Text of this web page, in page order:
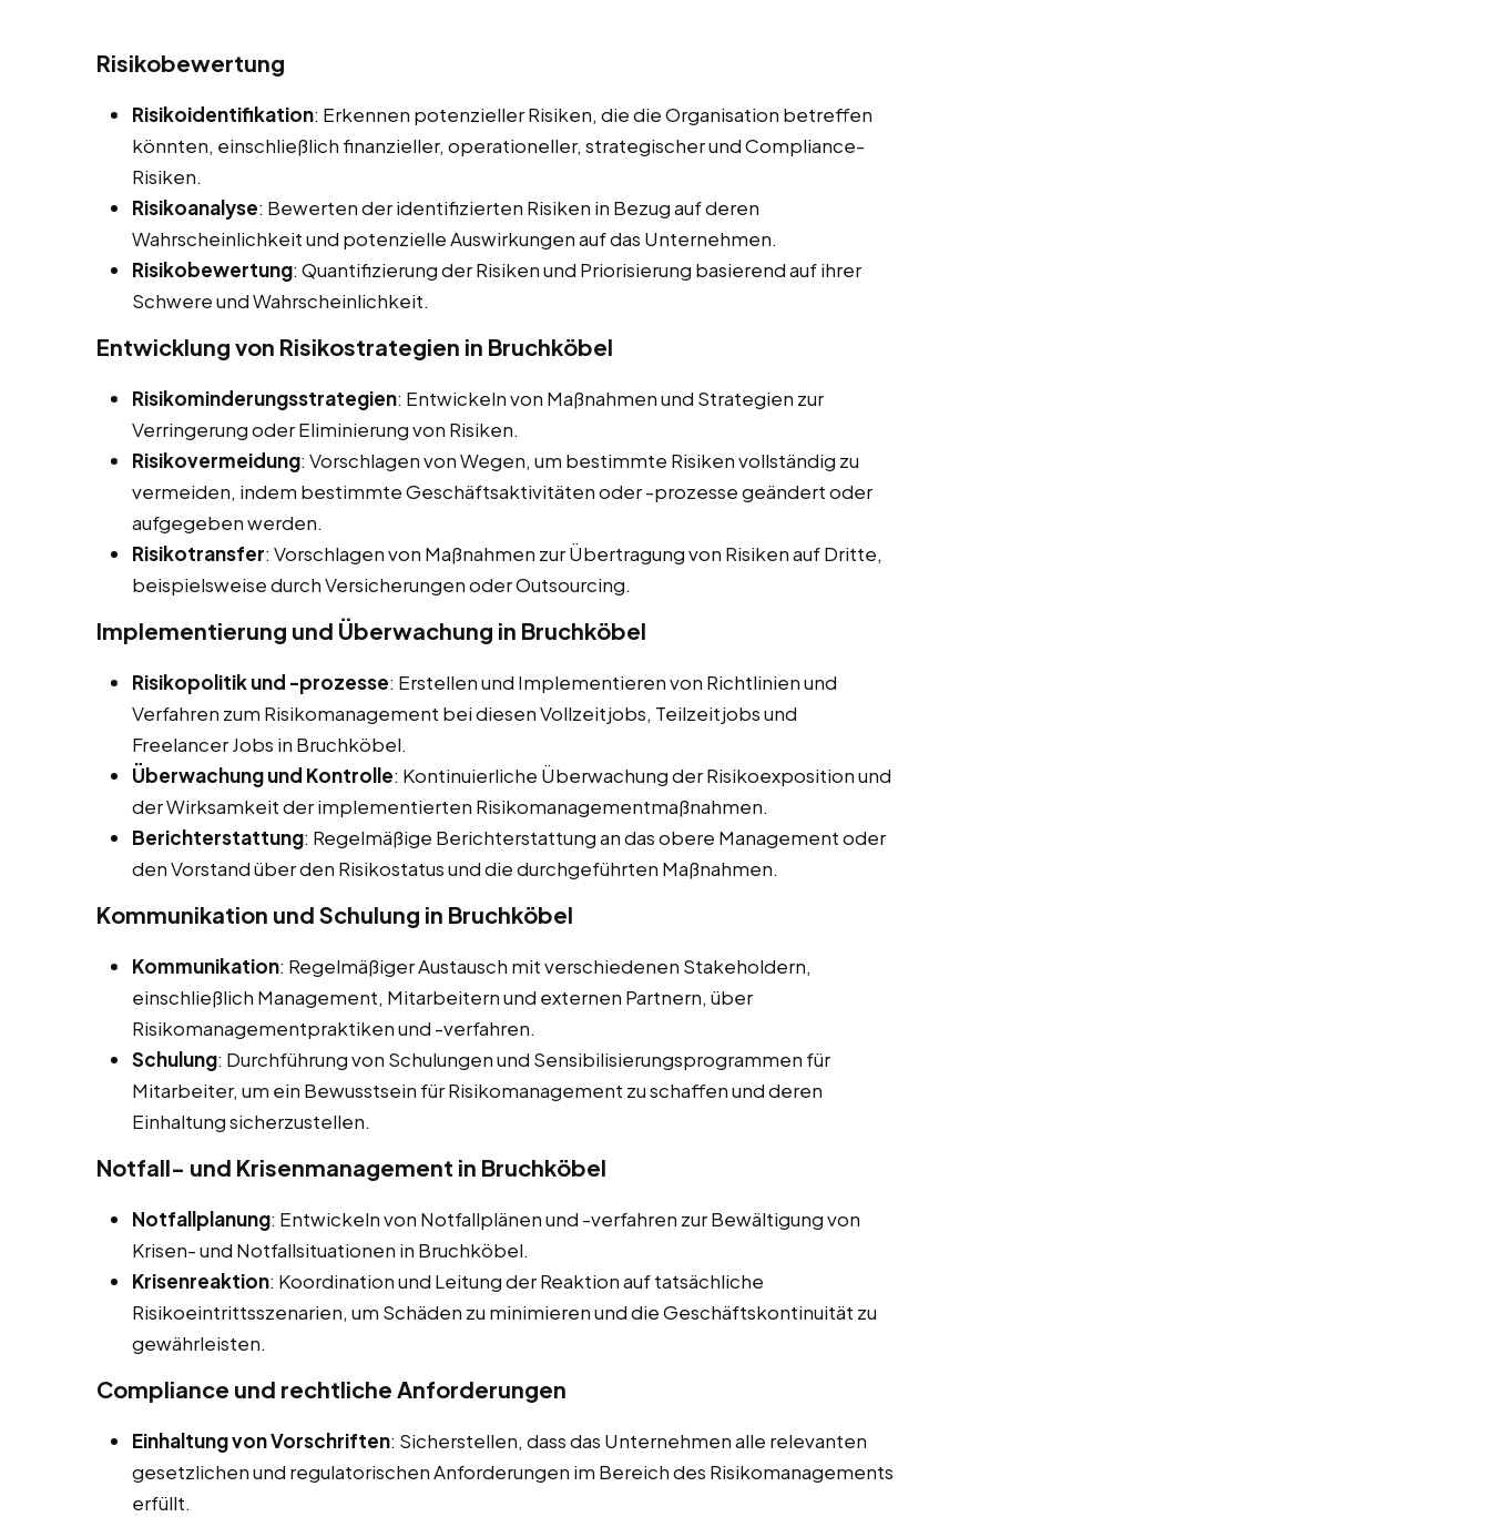
Risikobewertung
Risikoidentifikation: Erkennen potenzieller Risiken, die die Organisation betreffen
könnten, einschließlich finanzieller, operationeller, strategischer und Compliance-
Risiken.
Risikoanalyse: Bewerten der identifizierten Risiken in Bezug auf deren
Wahrscheinlichkeit und potenzielle Auswirkungen auf das Unternehmen.
Risikobewertung: Quantifizierung der Risiken und Priorisierung basierend auf ihrer
Schwere und Wahrscheinlichkeit.
Entwicklung von Risikostrategien in Bruchköbel
Risikominderungsstrategien: Entwickeln von Maßnahmen und Strategien zur
Verringerung oder Eliminierung von Risiken.
Risikovermeidung: Vorschlagen von Wegen, um bestimmte Risiken vollständig zu
vermeiden, indem bestimmte Geschäftsaktivitäten oder -prozesse geändert oder
aufgegeben werden.
Risikotransfer: Vorschlagen von Maßnahmen zur Übertragung von Risiken auf Dritte,
beispielsweise durch Versicherungen oder Outsourcing.
Implementierung und Überwachung in Bruchköbel
Risikopolitik und -prozesse: Erstellen und Implementieren von Richtlinien und
Verfahren zum Risikomanagement bei diesen Vollzeitjobs, Teilzeitjobs und
Freelancer Jobs in Bruchköbel.
Überwachung und Kontrolle: Kontinuierliche Überwachung der Risikoexposition und
der Wirksamkeit der implementierten Risikomanagementmaßnahmen.
Berichterstattung: Regelmäßige Berichterstattung an das obere Management oder
den Vorstand über den Risikostatus und die durchgeführten Maßnahmen.
Kommunikation und Schulung in Bruchköbel
Kommunikation: Regelmäßiger Austausch mit verschiedenen Stakeholdern,
einschließlich Management, Mitarbeitern und externen Partnern, über
Risikomanagementpraktiken und -verfahren.
Schulung: Durchführung von Schulungen und Sensibilisierungsprogrammen für
Mitarbeiter, um ein Bewusstsein für Risikomanagement zu schaffen und deren
Einhaltung sicherzustellen.
Notfall- und Krisenmanagement in Bruchköbel
Notfallplanung: Entwickeln von Notfallplänen und -verfahren zur Bewältigung von
Krisen- und Notfallsituationen in Bruchköbel.
Krisenreaktion: Koordination und Leitung der Reaktion auf tatsächliche
Risikoeintrittsszenarien, um Schäden zu minimieren und die Geschäftskontinuität zu
gewährleisten.
Compliance und rechtliche Anforderungen
Einhaltung von Vorschriften: Sicherstellen, dass das Unternehmen alle relevanten
gesetzlichen und regulatorischen Anforderungen im Bereich des Risikomanagements
erfüllt.